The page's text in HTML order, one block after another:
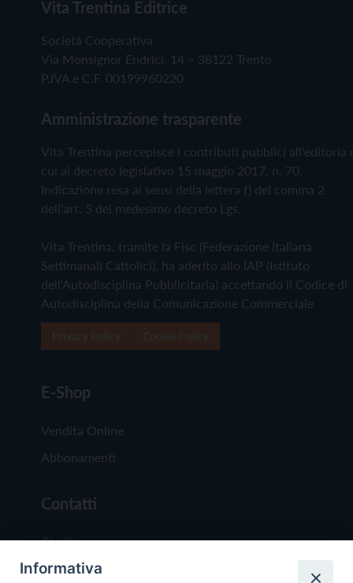
Vita Trentina Editrice
Società Cooperativa
Via Monsignor Endrici, 14 – 38122 Trento
P.IVA e C.F. 00199960220
Amministrazione trasparente
Vita Trentina percepisce i contributi pubblici all'editoria
cui al decreto legislativo 15 maggio 2017, n. 70.
Indicazione resa ai sensi della lettera f) del comma 2
dell'art. 5 del medesimo decreto Lgs.
Vita Trentina, tramite la Fisc (Federazione Italiana
Settimanali Cattolici), ha aderito allo IAP (Istituto
dell'Autodisciplina Pubblicitaria) accettando il Codice di
Autodisciplina della Comunicazione Commerciale
E-Shop
Vendita Online
Abbonamenti
Contatti
Chi Siamo
Redazione
Informativa